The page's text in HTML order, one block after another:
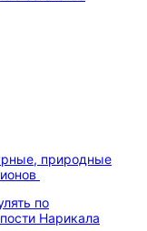
природные
по
Нарикала